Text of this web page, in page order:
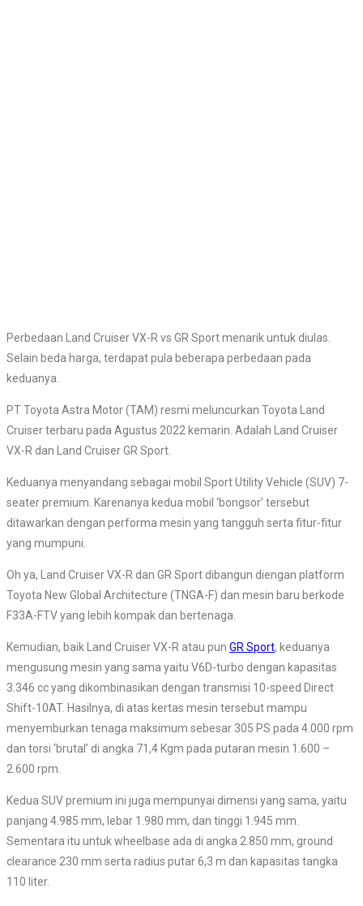
Perbedaan Land Cruiser VX-R vs GR Sport menarik untuk diulas.
Selain beda harga, terdapat pula beberapa perbedaan pada
keduanya.
PT Toyota Astra Motor (TAM) resmi meluncurkan Toyota Land
Cruiser terbaru pada Agustus 2022 kemarin. Adalah Land Cruiser
VX-R dan Land Cruiser GR Sport.
Keduanya menyandang sebagai mobil Sport Utility Vehicle (SUV) 7-
seater premium. Karenanya kedua mobil ‘bongsor’ tersebut
ditawarkan dengan performa mesin yang tangguh serta fitur-fitur
yang mumpuni.
Oh ya, Land Cruiser VX-R dan GR Sport dibangun diengan platform
Toyota New Global Architecture (TNGA-F) dan mesin baru berkode
F33A-FTV yang lebih kompak dan bertenaga.
Kemudian, baik Land Cruiser VX-R atau pun GR Sport, keduanya
mengusung mesin yang sama yaitu V6D-turbo dengan kapasitas
3.346 cc yang dikombinasikan dengan transmisi 10-speed Direct
Shift-10AT. Hasilnya, di atas kertas mesin tersebut mampu
menyemburkan tenaga maksimum sebesar 305 PS pada 4.000 rpm
dan torsi ‘brutal’ di angka 71,4 Kgm pada putaran mesin 1.600 –
2.600 rpm.
Kedua SUV premium ini juga mempunyai dimensi yang sama, yaitu
panjang 4.985 mm, lebar 1.980 mm, dan tinggi 1.945 mm.
Sementara itu untuk wheelbase ada di angka 2.850 mm, ground
clearance 230 mm serta radius putar 6,3 m dan kapasitas tangka
110 liter.